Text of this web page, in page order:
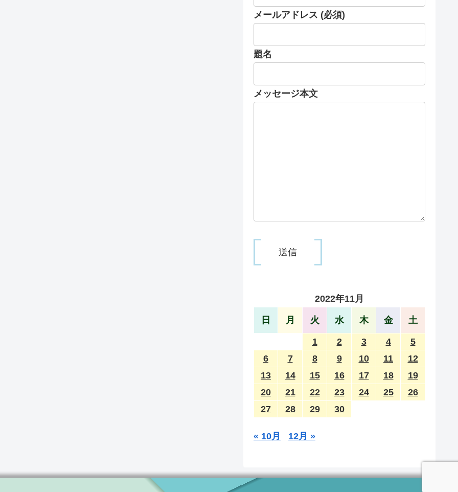
メールアドレス (必須)
題名
メッセージ本文
2022年11月
日 月 火 水 木 金 土
1 2 3 4
5
6
7 8 9 10 11
12
13
14 15 16 17 18
19
20
21 22 23 24 25
26
27
28 29 30
« 10月 12月 »